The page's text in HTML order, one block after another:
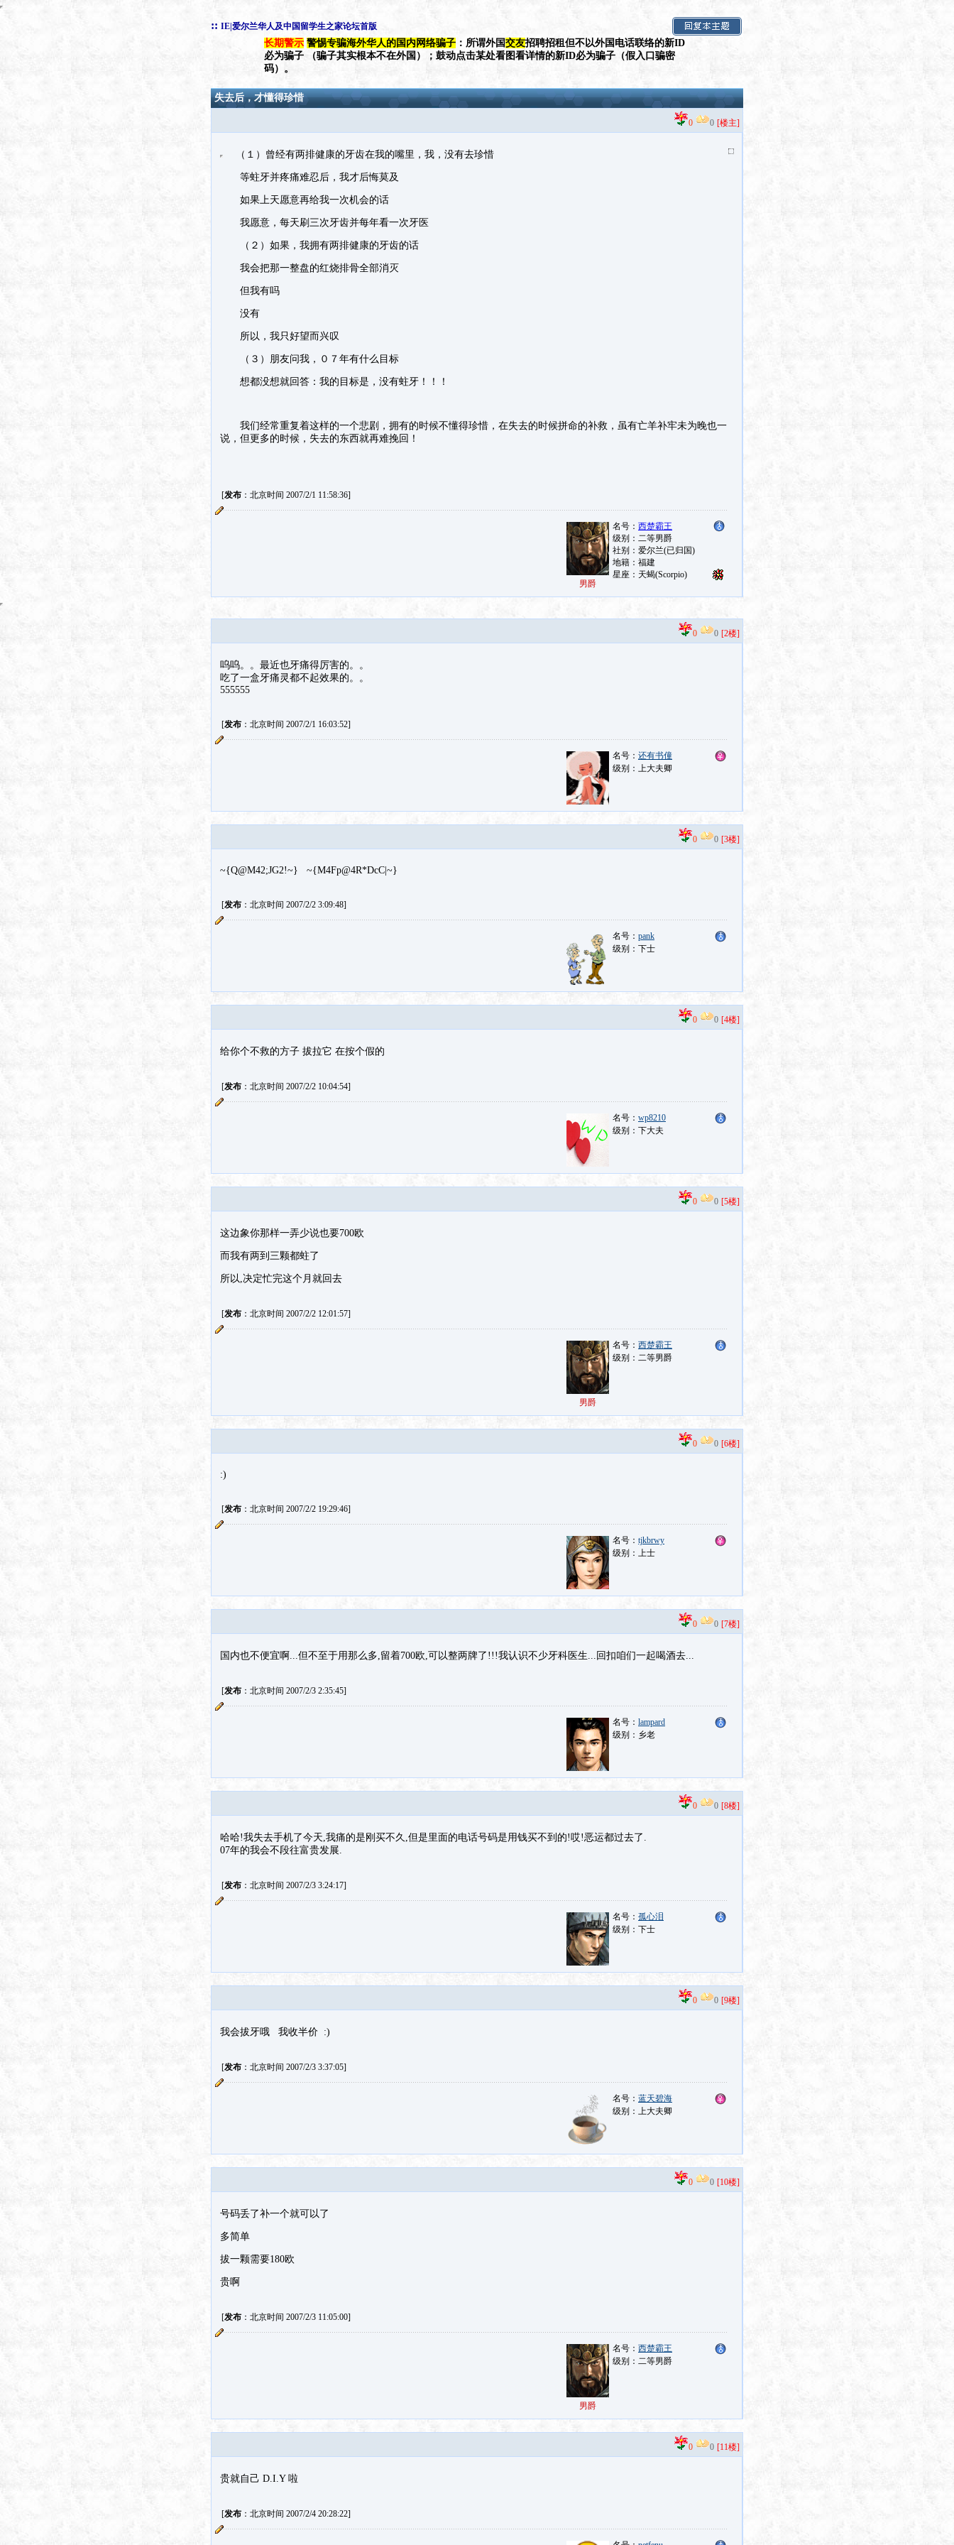
:: IE|爱尔兰华人及中国留学生之家论坛首版
长期警示 警惕专骗海外华人的国内网络骗子 ：所谓外国交友招聘招租但不以外国电话联络的新ID
必为骗子 （骗子其实根本不在外国）；鼓动点击某处看图看详情的新ID必为骗子（假入口骗密
码）。
失去后，才懂得珍惜
0 0 [楼主]
（１）曾经有两排健康的牙齿在我的嘴里，我，没有去珍惜
等蛀牙并疼痛难忍后，我才后悔莫及
如果上天愿意再给我一次机会的话
我愿意，每天刷三次牙齿并每年看一次牙医
（２）如果，我拥有两排健康的牙齿的话
我会把那一整盘的红烧排骨全部消灭
但我有吗
没有
所以，我只好望而兴叹
（３）朋友问我，０７年有什么目标
想都没想就回答：我的目标是，没有蛀牙！！！
我们经常重复着这样的一个悲剧，拥有的时候不懂得珍惜，在失去的时候拼命的补救，虽有亡羊补牢未为晚也一
说，但更多的时候，失去的东西就再难挽回！
[发布：北京时间 2007/2/1 11:58:36]
男爵
0 0 [2楼]
呜呜。。最近也牙痛得厉害的。。
吃了一盒牙痛灵都不起效果的。。
555555
[发布：北京时间 2007/2/1 16:03:52]
名号： 还有书僮
级别：上大夫卿
0 0 [3楼]
~{Q@M42;JG2!~} ~{M4Fp@4R*DcC|~}
[发布：北京时间 2007/2/2 3:09:48]
名号： pank
级别：下士
0 0 [4楼]
给你个不救的方子 拔拉它 在按个假的
[发布：北京时间 2007/2/2 10:04:54]
名号： wp8210
级别：下大夫
0 0 [5楼]
这边象你那样一弄少说也要700欧
而我有两到三颗都蛀了
所以,决定忙完这个月就回去
[发布：北京时间 2007/2/2 12:01:57]
男爵
名号： 西楚霸王
级别：二等男爵
0 0 [6楼]
:)
[发布：北京时间 2007/2/2 19:29:46]
名号： tjkbrwy
级别：上士
0 0 [7楼]
国内也不便宜啊...但不至于用那么多,留着700欧,可以整两牌了!!!我认识不少牙科医生...回扣咱们一起喝酒去...
[发布：北京时间 2007/2/3 2:35:45]
名号： lampard
级别：乡老
0 0 [8楼]
哈哈!我失去手机了今天,我痛的是刚买不久,但是里面的电话号码是用钱买不到的!哎!恶运都过去了.
07年的我会不段往富贵发展.
[发布：北京时间 2007/2/3 3:24:17]
名号： 孤心泪
级别：下士
0 0 [9楼]
我会拔牙哦 我收半价 :)
[发布：北京时间 2007/2/3 3:37:05]
名号： 蓝天碧海
级别：上大夫卿
0 0 [10楼]
号码丢了补一个就可以了
多简单
拔一颗需要180欧
贵啊
[发布：北京时间 2007/2/3 11:05:00]
男爵
名号： 西楚霸王
级别：二等男爵
0 0 [11楼]
贵就自己 D.I.Y 啦
[发布：北京时间 2007/2/4 20:28:22]